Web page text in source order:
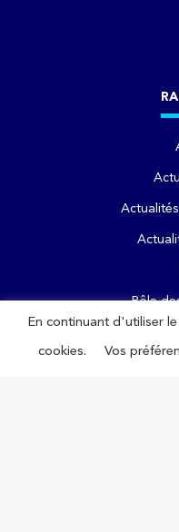
Pôle
En continuant d'utiliser
cookies. Vos